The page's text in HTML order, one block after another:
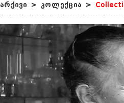
არქივი > კოლექცია >